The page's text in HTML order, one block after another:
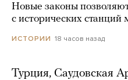
Новые законы
с исторических станций
ИСТОРИИ 18 часов назад
Турция, Саудовская